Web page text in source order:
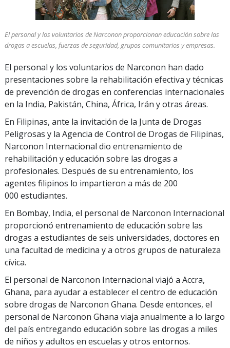
El personal y los voluntarios de Narconon proporcionan educación sobre las
drogas a escuelas, fuerzas de seguridad, grupos comunitarios y empresas.
El personal y los voluntarios de Narconon han dado
presentaciones sobre la rehabilitación efectiva y técnicas
de prevención de drogas en conferencias internacionales
en la India, Pakistán, China, África, Irán y otras áreas.
En Filipinas, ante la invitación de la Junta de Drogas
Peligrosas y la Agencia de Control de Drogas de Filipinas,
Narconon Internacional dio entrenamiento de
rehabilitación y educación sobre las drogas a
profesionales. Después de su entrenamiento, los
agentes filipinos lo impartieron a más de 200
000 estudiantes.
En Bombay, India, el personal de Narconon Internacional
proporcionó entrenamiento de educación sobre las
drogas a estudiantes de seis universidades, doctores en
una facultad de medicina y a otros grupos de naturaleza
cívica.
El personal de Narconon Internacional viajó a Accra,
Ghana, para ayudar a establecer el centro de educación
sobre drogas de Narconon Ghana. Desde entonces, el
personal de Narconon Ghana viaja anualmente a lo largo
del país entregando educación sobre las drogas a miles
de niños y adultos en escuelas y otros entornos.